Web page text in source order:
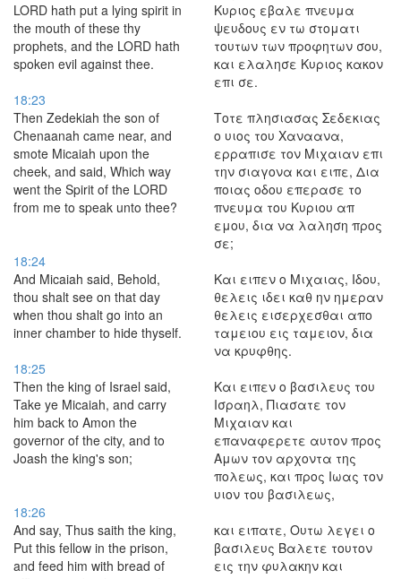
LORD hath put a lying spirit in
the mouth of these thy
prophets, and the LORD hath
spoken evil against thee.
Κυριος εβαλε πνευμα
ψευδους εν τω στοματι
τουτων των προφητων σου,
και ελαλησε Κυριος κακον
επι σε.
18:23
Then Zedekiah the son of
Chenaanah came near, and
smote Micaiah upon the
cheek, and said, Which way
went the Spirit of the LORD
from me to speak unto thee?
Τοτε πλησιασας Σεδεκιας
ο υιος του Χαναανα,
ερραπισε τον Μιχαιαν επι
την σιαγονα και ειπε, Δια
ποιας οδου επερασε το
πνευμα του Κυριου απ
εμου, δια να λαληση προς
σε;
18:24
And Micaiah said, Behold,
thou shalt see on that day
when thou shalt go into an
inner chamber to hide thyself.
Και ειπεν ο Μιχαιας, Ιδου,
θελεις ιδει καθ ην ημεραν
θελεις εισερχεσθαι απο
ταμειου εις ταμειον, δια
να κρυφθης.
18:25
Then the king of Israel said,
Take ye Micaiah, and carry
him back to Amon the
governor of the city, and to
Joash the king's son;
Και ειπεν ο βασιλευς του
Ισραηλ, Πιασατε τον
Μιχαιαν και
επαναφερετε αυτον προς
Αμων τον αρχοντα της
πολεως, και προς Ιωας τον
υιον του βασιλεως,
18:26
And say, Thus saith the king,
Put this fellow in the prison,
and feed him with bread of
και ειπατε, Ουτω λεγει ο
βασιλευς Βαλετε τουτον
εις την φυλακην και